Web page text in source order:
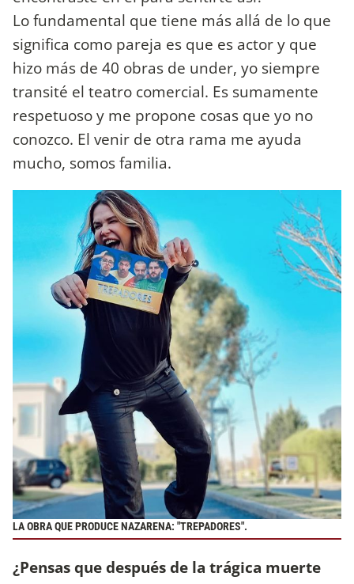
Lo fundamental que tiene más allá de lo que
significa como pareja es que es actor y que
hizo más de 40 obras de under, yo siempre
transité el teatro comercial. Es sumamente
respetuoso y me propone cosas que yo no
conozco. El venir de otra rama me ayuda
mucho, somos familia.
LA OBRA QUE PRODUCE NAZARENA: "TREPADORES".
¿Pensas que después de la trágica muerte